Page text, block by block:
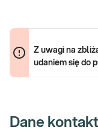
Z uwagi na
udaniem się do
Dane